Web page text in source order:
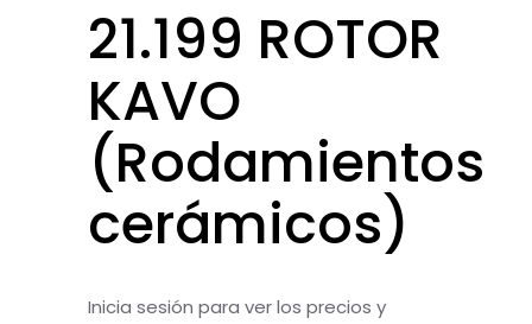
21.199 ROTOR
KAVO
(Rodamientos
cerámicos)
Inicia sesión para ver los precios y